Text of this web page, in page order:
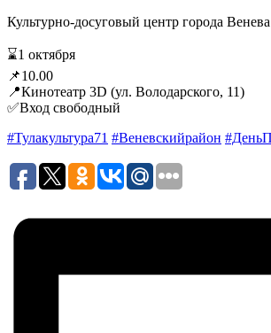
Культурно-досуговый центр города
⌛1 октября
📌10.00
📍Кинотеатр 3D (ул. Володарского, 11)
✅Вход свободный
#Тулакультура71 #Веневскийрайон